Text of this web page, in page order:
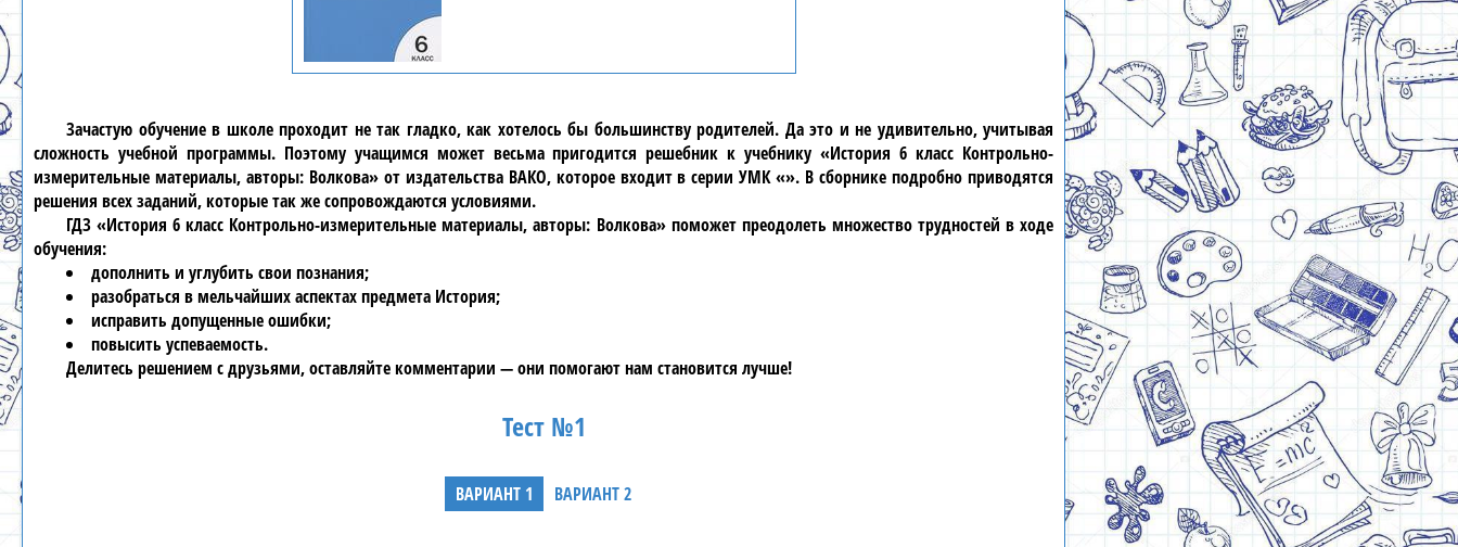
Зачастую обучение в школе проходит не так гладко, как хотелось бы большинству родителей. Да это и не удивительно, учитывая
сложность учебной программы. Поэтому учащимся может весьма пригодится решебник к учебнику «История 6 класс Контрольно-
измерительные материалы, авторы: Волкова» от издательства ВАКО, которое входит в серии УМК «». В сборнике подробно приводятся
решения всех заданий, которые так же сопровождаются условиями.
ГДЗ «История 6 класс Контрольно-измерительные материалы, авторы: Волкова» поможет преодолеть множество трудностей в ходе
обучения:
дополнить и углубить свои познания;
разобраться в мельчайших аспектах предмета История;
исправить допущенные ошибки;
повысить успеваемость.
Делитесь решением с друзьями, оставляйте комментарии — они помогают нам становится лучше!
Тест №1
ВАРИАНТ 1 ВАРИАНТ 2